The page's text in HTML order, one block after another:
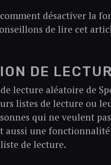
désactiver la
de lire cet
DE
lecture aléatoire de
listes de lecture ou
qui ne veulent
aussi une
de lecture.